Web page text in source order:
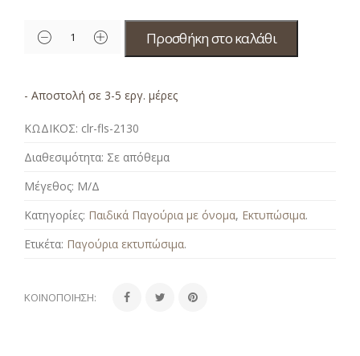
Προσθήκη στο καλάθι
- Αποστολή σε 3-5 εργ. μέρες
ΚΩΔΙΚΟΣ: clr-fls-2130
Διαθεσιμότητα: Σε απόθεμα
Μέγεθος: Μ/Δ
Κατηγορίες: Παιδικά Παγούρια με όνομα, Εκτυπώσιμα.
Ετικέτα: Παγούρια εκτυπώσιμα.
ΚΟΙΝΟΠΟΊΗΣΗ: